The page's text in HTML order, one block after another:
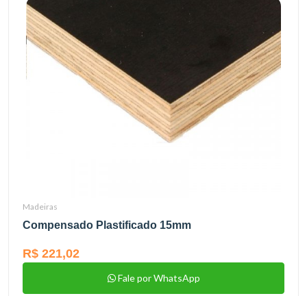
Madeiras
Compensado Plastificado 15mm
R$ 221,02
Fale por WhatsApp